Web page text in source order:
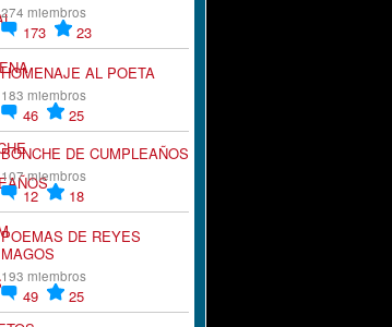
274 miembros
173
23
HOMENAJE AL POETA
183 miembros
46
25
BONCHE DE CUMPLEAÑOS
107 miembros
12
18
POEMAS DE REYES
MAGOS
193 miembros
49
25